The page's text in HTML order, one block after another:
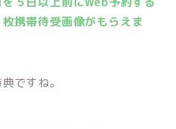
携帯待受画像がもらえま
ですね。